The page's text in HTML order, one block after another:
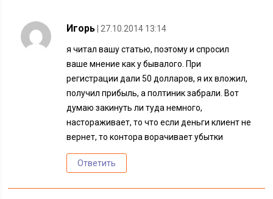
Игорь | 27.10.2014 13:14
я читал вашу статью, поэтому и спросил
ваше мнение как у бывалого. При
регистрации дали 50 долларов, я их вложил,
получил прибыль, а полтиник забрали. Вот
думаю закинуть ли туда немного,
настораживает, то что если деньги клиент не
вернет, то контора ворачивает убытки
Ответить